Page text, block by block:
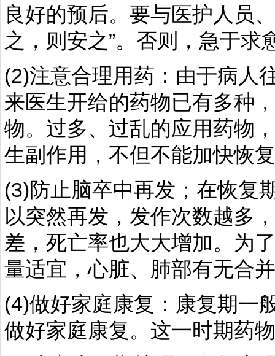
良好的预后。要与医护人员
之，则安之”。否则，急于
(2)注意合理用药：由于病人
来医生开给的药物已有多种
物。过多、过乱的应用药物
生副作用，不但不能加快恢
(3)防止脑卒中再发；在恢复
以突然再发，发作次数越多
差，死亡率也大大增加。为
量适宜，心脏、肺部有无合
(4)做好家庭康复：康复期一
做好家庭康复。这一时期药